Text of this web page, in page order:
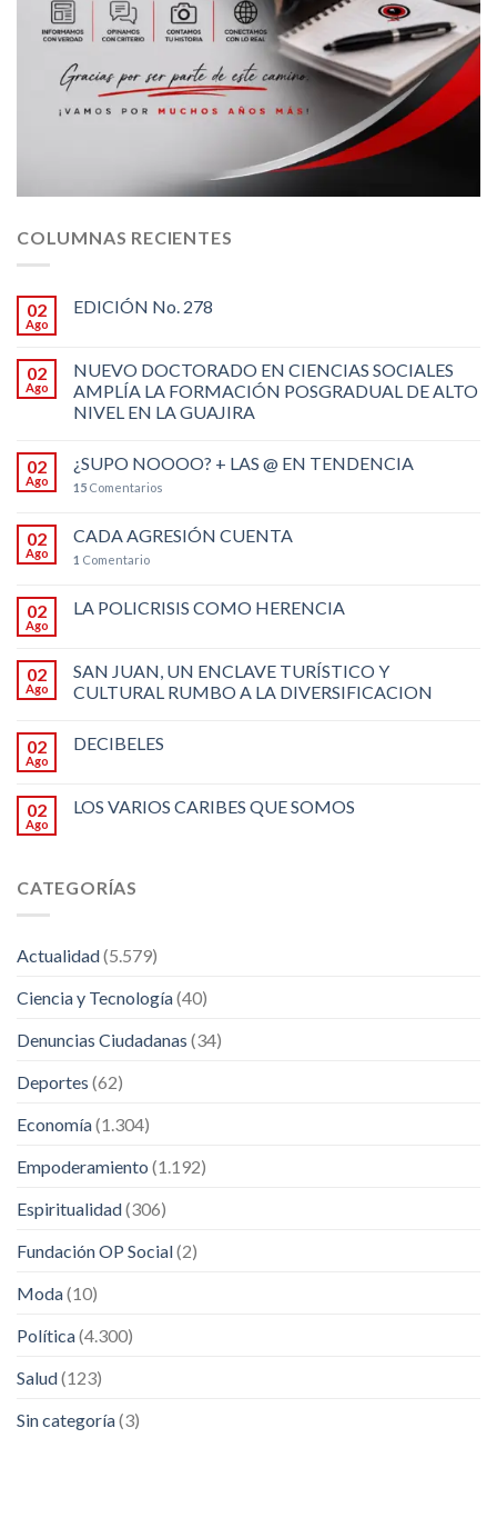
COLUMNAS RECIENTES
02
Ago
EDICIÓN No. 278
02
Ago
NUEVO DOCTORADO EN CIENCIAS SOCIALES
AMPLÍA LA FORMACIÓN POSGRADUAL DE ALTO
NIVEL EN LA GUAJIRA
02
Ago
¿SUPO NOOOO? + LAS @ EN TENDENCIA
15 Comentarios
02
Ago
CADA AGRESIÓN CUENTA
1 Comentario
02
Ago
LA POLICRISIS COMO HERENCIA
02
Ago
SAN JUAN, UN ENCLAVE TURÍSTICO Y
CULTURAL RUMBO A LA DIVERSIFICACION
02
Ago
DECIBELES
02
Ago
LOS VARIOS CARIBES QUE SOMOS
CATEGORÍAS
Actualidad(5.579)
Ciencia y Tecnología(40)
Denuncias Ciudadanas (34)
Deportes (62)
Economía(1.304)
Empoderamiento (1.192)
Espiritualidad(306)
Fundación OP Social(2)
Moda(10)
Política(4.300)
Salud(123)
Sin categoría(3)